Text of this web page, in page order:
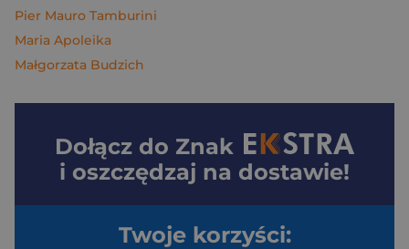
Pier Mauro Tamburini
Maria Apoleika
Małgorzata Budzich
Dołącz do Znak
i oszczędzaj na dostawie!
Twoje korzyści: